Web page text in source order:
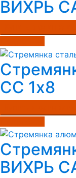
ВИХРЬ
СС 1х8
ВИХРЬ